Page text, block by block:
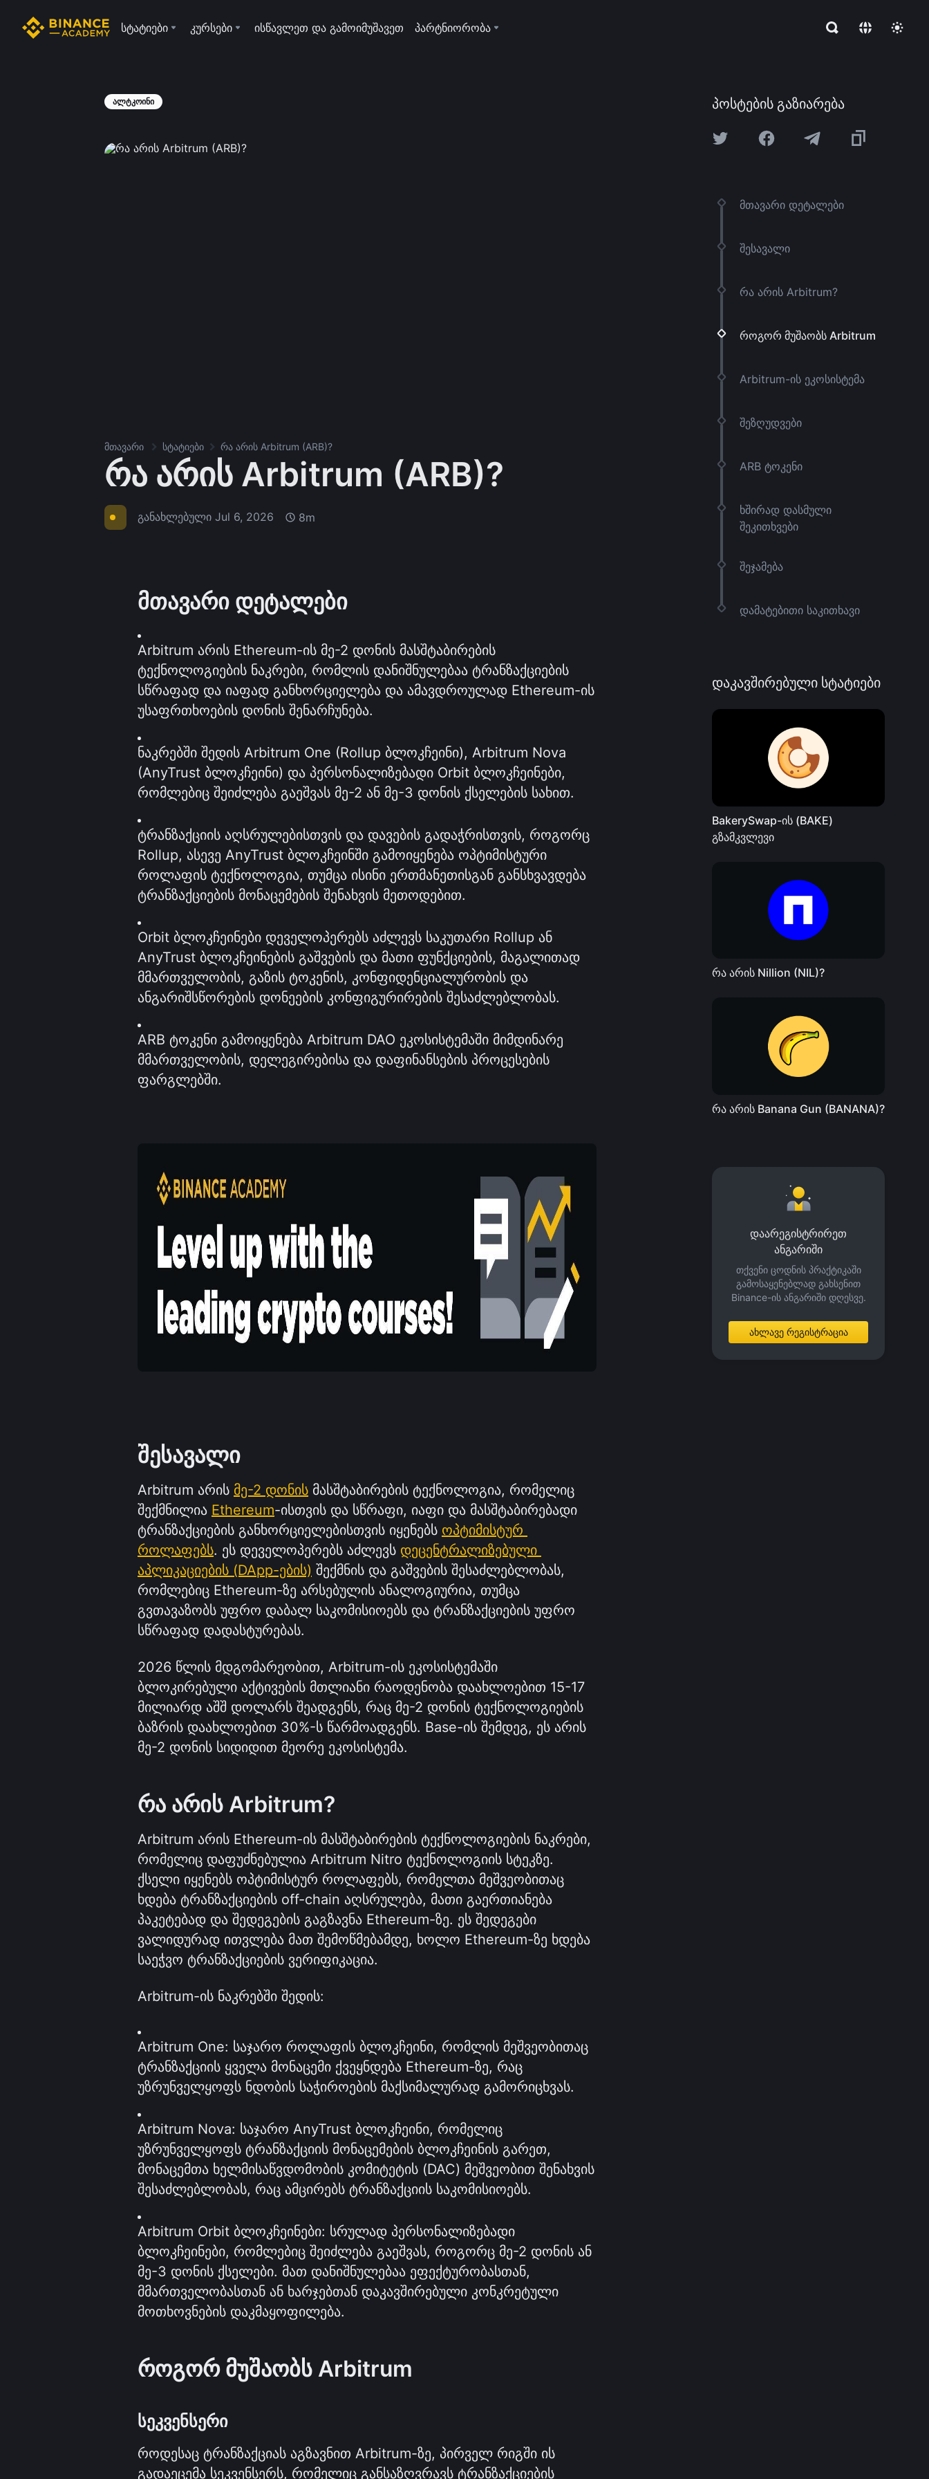
სტატიები კურსები ისწავლეთ და გამოიმუშავეთ პარტნიორობა
ალტკოინი
მთავარი სტატიები რა არის Arbitrum (ARB)?
რა არის Arbitrum (ARB)?
განახლებული Jul 6, 2026 8m
მთავარი დეტალები
Arbitrum არის Ethereum-ის მე-2 დონის მასშტაბირების
ტექნოლოგიების ნაკრები, რომლის დანიშნულებაა ტრანზაქციების
სწრაფად და იაფად განხორციელება და ამავდროულად Ethereum-ის
უსაფრთხოების დონის შენარჩუნება.
ნაკრებში შედის Arbitrum One (Rollup ბლოკჩეინი), Arbitrum Nova
(AnyTrust ბლოკჩეინი) და პერსონალიზებადი Orbit ბლოკჩეინები,
რომლებიც შეიძლება გაეშვას მე-2 ან მე-3 დონის ქსელების სახით.
ტრანზაქციის აღსრულებისთვის და დავების გადაჭრისთვის, როგორც
Rollup, ასევე AnyTrust ბლოკჩეინში გამოიყენება ოპტიმისტური
როლაფის ტექნოლოგია, თუმცა ისინი ერთმანეთისგან განსხვავდება
ტრანზაქციების მონაცემების შენახვის მეთოდებით.
Orbit ბლოკჩეინები დეველოპერებს აძლევს საკუთარი Rollup ან
AnyTrust ბლოკჩეინების გაშვების და მათი ფუნქციების, მაგალითად
მმართველობის, გაზის ტოკენის, კონფიდენციალურობის და
ანგარიშსწორების დონეების კონფიგურირების შესაძლებლობას.
ARB ტოკენი გამოიყენება Arbitrum DAO ეკოსისტემაში მიმდინარე
მმართველობის, დელეგირებისა და დაფინანსების პროცესების
ფარგლებში.
შესავალი
Arbitrum არის მე-2 დონის მასშტაბირების ტექნოლოგია, რომელიც
შექმნილია Ethereum-ისთვის და სწრაფი, იაფი და მასშტაბირებადი
ტრანზაქციების განხორციელებისთვის იყენებს ოპტიმისტურ
როლაფებს. ეს დეველოპერებს აძლევს დეცენტრალიზებული
აპლიკაციების (DApp-ების) შექმნის და გაშვების შესაძლებლობას,
რომლებიც Ethereum-ზე არსებულის ანალოგიურია, თუმცა
გვთავაზობს უფრო დაბალ საკომისიოებს და ტრანზაქციების უფრო
სწრაფად დადასტურებას.
2026 წლის მდგომარეობით, Arbitrum-ის ეკოსისტემაში
ბლოკირებული აქტივების მთლიანი რაოდენობა დაახლოებით 15-17
მილიარდ აშშ დოლარს შეადგენს, რაც მე-2 დონის ტექნოლოგიების
ბაზრის დაახლოებით 30%-ს წარმოადგენს. Base-ის შემდეგ, ეს არის
მე-2 დონის სიდიდით მეორე ეკოსისტემა.
რა არის Arbitrum?
Arbitrum არის Ethereum-ის მასშტაბირების ტექნოლოგიების ნაკრები,
რომელიც დაფუძნებულია Arbitrum Nitro ტექნოლოგიის სტეკზე.
ქსელი იყენებს ოპტიმისტურ როლაფებს, რომელთა მეშვეობითაც
ხდება ტრანზაქციების off-chain აღსრულება, მათი გაერთიანება
პაკეტებად და შედეგების გაგზავნა Ethereum-ზე. ეს შედეგები
ვალიდურად ითვლება მათ შემოწმებამდე, ხოლო Ethereum-ზე ხდება
საეჭვო ტრანზაქციების ვერიფიკაცია.
Arbitrum-ის ნაკრებში შედის:
Arbitrum One: საჯარო როლაფის ბლოკჩეინი, რომლის მეშვეობითაც
ტრანზაქციის ყველა მონაცემი ქვეყნდება Ethereum-ზე, რაც
უზრუნველყოფს ნდობის საჭიროების მაქსიმალურად გამორიცხვას.
Arbitrum Nova: საჯარო AnyTrust ბლოკჩეინი, რომელიც
უზრუნველყოფს ტრანზაქციის მონაცემების ბლოკჩეინის გარეთ,
მონაცემთა ხელმისაწვდომობის კომიტეტის (DAC) მეშვეობით შენახვის
შესაძლებლობას, რაც ამცირებს ტრანზაქციის საკომისიოებს.
Arbitrum Orbit ბლოკჩეინები: სრულად პერსონალიზებადი
ბლოკჩეინები, რომლებიც შეიძლება გაეშვას, როგორც მე-2 დონის ან
მე-3 დონის ქსელები. მათ დანიშნულებაა ეფექტურობასთან,
მმართველობასთან ან ხარჯებთან დაკავშირებული კონკრეტული
მოთხოვნების დაკმაყოფილება.
როგორ მუშაობს Arbitrum
სეკვენსერი
როდესაც ტრანზაქციას აგზავნით Arbitrum-ზე, პირველ რიგში ის
გადაეცემა სეკვენსერს, რომელიც განსაზღვრავს ტრანზაქციების
პოსტების გაზიარება
მთავარი დეტალები
შესავალი
რა არის Arbitrum?
როგორ მუშაობს Arbitrum
Arbitrum-ის ეკოსისტემა
შეზღუდვები
ARB ტოკენი
ხშირად დასმული
შეკითხვები
შეჯამება
დამატებითი საკითხავი
დაკავშირებული სტატიები
BakerySwap-ის (BAKE)
გზამკვლევი
რა არის Nillion (NIL)?
რა არის Banana Gun (BANANA)?
დაარეგისტრირეთ
ანგარიში
თქვენი ცოდნის პრაქტიკაში
გამოსაყენებლად გახსენით
Binance-ის ანგარიში დღესვე.
ახლავე რეგისტრაცია